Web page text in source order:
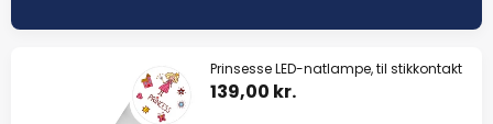
Prinsesse LED-natlampe, til stikkontakt
139,00 kr.